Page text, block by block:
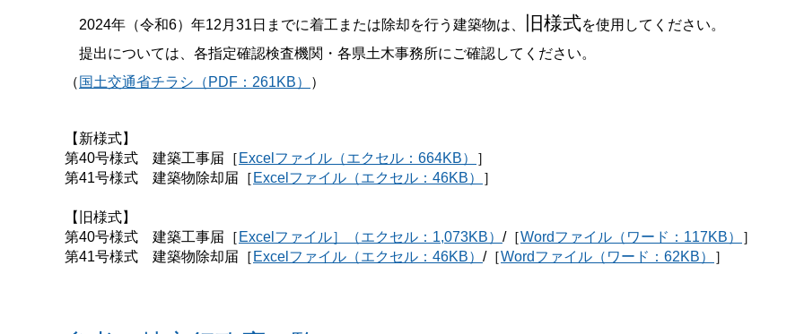
2024年（令和6）年12月31日までに着工または除却を行う建築物は、 旧様式を使用してください。
提出については、各指定確認検査機関・各県土木事務所にご確認してください。
（ 国土交通省チラシ（PDF：261KB） ）
【新様式】
第40号様式 建築工事届［ Excelファイル（エクセル：664KB）
］
第41号様式 建築物除却届［ Excelファイル（エクセル：46KB） ］
【旧様式】
第40号様式 建築工事届［ Excelファイル］（エクセル：1,073KB） /［Wordファイル（ワード：117KB）
］
第41号様式 建築物除却届［ Excelファイル（エクセル：46KB） /［Wordファイル（ワード：62KB） ］